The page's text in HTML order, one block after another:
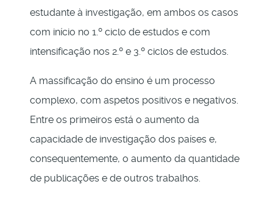
estudante à investigação, em ambos os casos
com início no 1.º ciclo de estudos e com
intensificação nos 2.º e 3.º ciclos de estudos.
A massificação do ensino é um processo
complexo, com aspetos positivos e negativos.
Entre os primeiros está o aumento da
capacidade de investigação dos países e,
consequentemente, o aumento da quantidade
de publicações e de outros trabalhos.